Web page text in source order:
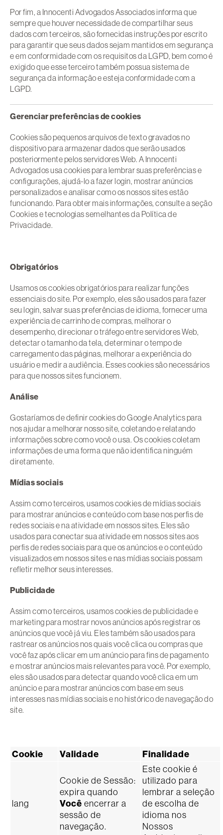
Por fim, a Innocenti Advogados Associados informa que
sempre que houver necessidade de compartilhar seus
dados com terceiros, são fornecidas instruções por escrito
para garantir que seus dados sejam mantidos em segurança
e em conformidade com os requisitos da LGPD, bem como é
exigido que esse terceiro também possua sistema de
segurança da informação e esteja conformidade com a
LGPD.
Gerenciar preferências de cookies
Cookies são pequenos arquivos de texto gravados no
dispositivo para armazenar dados que serão usados
posteriormente pelos servidores Web. A Innocenti
Advogados usa cookies para lembrar suas preferências e
configurações, ajudá-lo a fazer login, mostrar anúncios
personalizados e analisar como os nossos sites estão
funcionando. Para obter mais informações, consulte a seção
Cookies e tecnologias semelhantes da Política de
Privacidade.
Obrigatórios
Usamos os cookies obrigatórios para realizar funções
essenciais do site. Por exemplo, eles são usados para fazer
seu login, salvar suas preferências de idioma, fornecer uma
experiência de carrinho de compras, melhorar o
desempenho, direcionar o tráfego entre servidores Web,
detectar o tamanho da tela, determinar o tempo de
carregamento das páginas, melhorar a experiência do
usuário e medir a audiência. Esses cookies são necessários
para que nossos sites funcionem.
Análise
Gostaríamos de definir cookies do Google Analytics para
nos ajudar a melhorar nosso site, coletando e relatando
informações sobre como você o usa. Os cookies coletam
informações de uma forma que não identifica ninguém
diretamente.
Mídias sociais
Assim como terceiros, usamos cookies de mídias sociais
para mostrar anúncios e conteúdo com base nos perfis de
redes sociais e na atividade em nossos sites. Eles são
usados para conectar sua atividade em nossos sites aos
perfis de redes sociais para que os anúncios e o conteúdo
visualizados em nossos sites e nas mídias sociais possam
refletir melhor seus interesses.
Publicidade
Assim como terceiros, usamos cookies de publicidade e
marketing para mostrar novos anúncios após registrar os
anúncios que você já viu. Eles também são usados para
rastrear os anúncios nos quais você clica ou compras que
você faz após clicar em um anúncio para fins de pagamento
e mostrar anúncios mais relevantes para você. Por exemplo,
eles são usados para detectar quando você clica em um
anúncio e para mostrar anúncios com base em seus
interesses nas mídias sociais e no histórico de navegação do
site.
Cookie Validade Finalidade
lang
Cookie de Sessão:
expira quando
Você encerrar a
sessão de
navegação.
Este cookie é
utilizado para
lembrar a seleção
de escolha de
idioma nos
Nossos